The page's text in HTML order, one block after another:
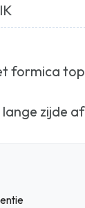
formica
zijde